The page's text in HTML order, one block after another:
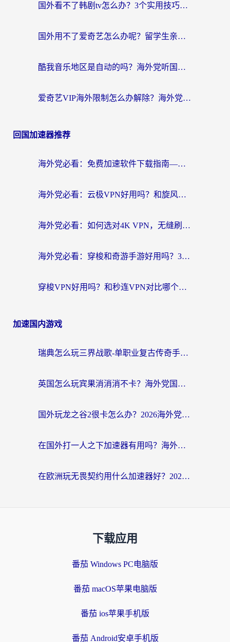
国外看不了韩剧tv怎么办？3个实用技巧解决海外追剧难题（附书旗小说&社保查询攻略）
国外用不了爱奇艺怎么办呢？留学生亲测有效的回国加速方案
酷我音乐地区是自动的吗？海外党听国内音乐看视频的真实解决方案
爱奇艺VIP海外限制怎么办解除？海外党追剧看片的终极解决方案
回国加速器推荐
海外党必看：免费加速软件下载指南——无缝访问国内资源的正确打开方式
海外党必看：云极VPN好用吗？和旋风VPN对比哪个回国效果更好？附真实体验+选择攻略
海外党必看：如何选对4K VPN，无缝刷国内剧听网易云？
海外党必看：穿梭和奇游手游好用吗？3步选对回国加速器，流畅看CCTV5海外直播
穿梭VPN好用吗？和秒连VPN对比哪个回国效果更好？海外党亲测实用指南
加速国内游戏
瑞典怎么玩三界战歌-单职业复古传奇手游？海外党国服游戏加速终极指南
英国怎么玩宾果消消消不卡？海外党国服游戏加速终极攻略（附守望第九大陆解决办法）
国外玩龙之谷2很卡怎么办？2026海外党必看的国服游戏加速全攻略
在国外打一人之下加速器有用吗？海外党国服游戏畅玩全攻略
在欧洲玩无畏契约用什么加速器好？2026海外党亲测有效指南
下载应用
番茄 Windows PC电脑版
番茄 macOS苹果电脑版
番茄 ios苹果手机版
番茄 Android安卓手机版